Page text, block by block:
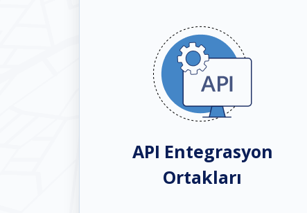
API Entegrasyon
Ortakları